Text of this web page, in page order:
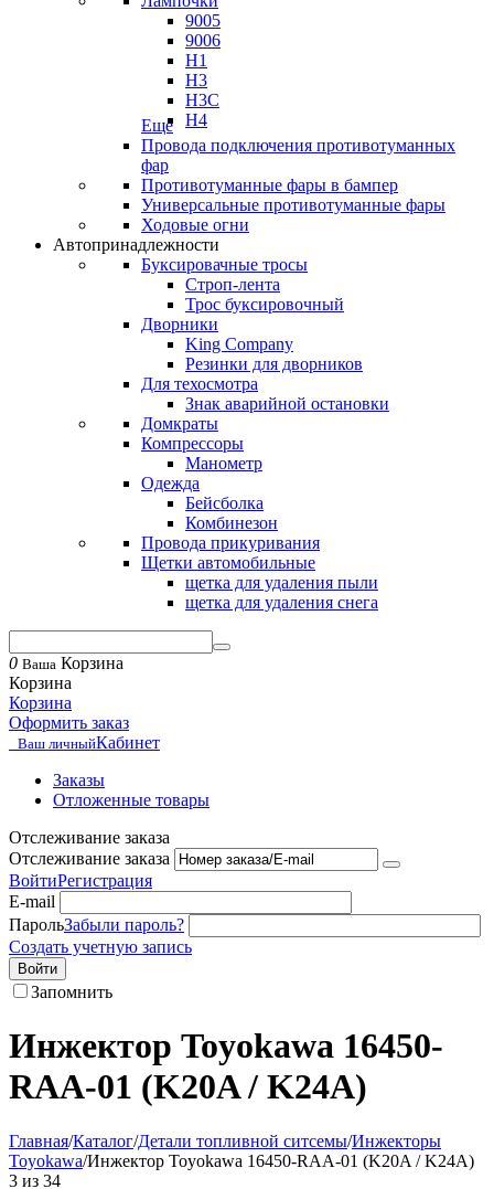
9005
9006
H1
H3
H3C
H4
Еще
Провода подключения противотуманных
фар
Противотуманные фары в бампер
Универсальные противотуманные фары
Ходовые огни
Автопринадлежности
Буксировачные тросы
Строп-лента
Трос буксировочный
Дворники
King Company
Резинки для дворников
Для техосмотра
Знак аварийной остановки
Домкраты
Компрессоры
Манометр
Одежда
Бейсболка
Комбинезон
Провода прикуривания
Щетки автомобильные
щетка для удаления пыли
щетка для удаления снега
0 Ваша Корзина
Корзина
Корзина
Оформить заказ
Ваш личныйКабинет
Заказы
Отложенные товары
Отслеживание заказа
Отслеживание заказа
ВойтиРегистрация
E-mail
ПарольЗабыли пароль?
Создать учетную запись
Войти
Запомнить
Инжектор Toyokawa 16450-
RAA-01 (K20A / K24A)
Главная/Каталог/Детали топливной ситсемы/Инжекторы
Toyokawa/Инжектор Toyokawa 16450-RAA-01 (K20A / K24A)
3 из 34